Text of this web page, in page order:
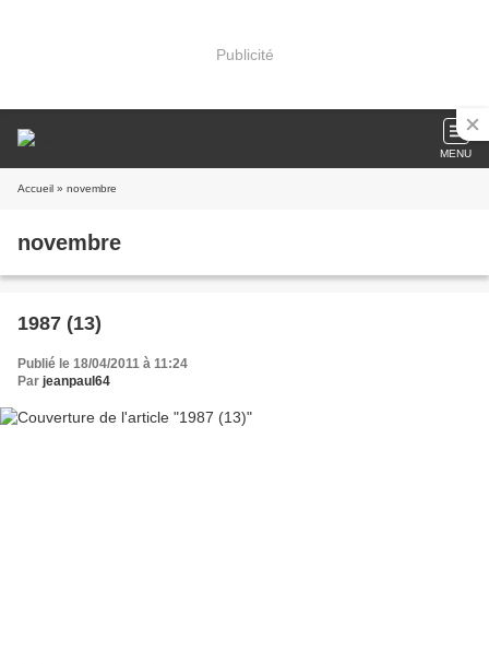
Publicité
MENU
Accueil » novembre
novembre
1987 (13)
Publié le 18/04/2011 à 11:24
Par jeanpaul64